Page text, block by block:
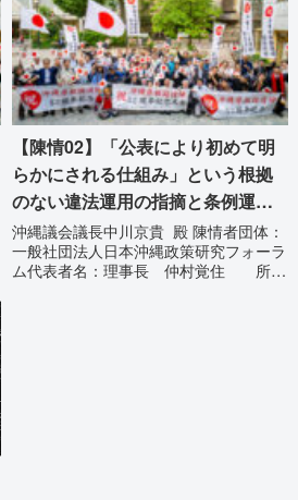
る責任追及と再発防...
【陳情02】「公表により初めて明
らかにされる仕組み」という根拠
のない違法運用の指摘と条例運用
の停止を求める陳情書
沖縄議会議長中川京貴 殿 陳情者団体：
一般社団法人日本沖縄政策研究フォーラ
ム代表者名：理事長 仲村覚住 所：